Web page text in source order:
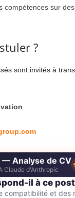
compétences sur
?
sont invités à
— Analyse de CV
Claude d'Anthropic
il à ce
compatibilité et des